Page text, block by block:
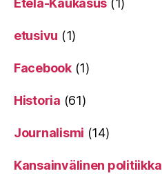
etusivu (1)
Facebook(1)
Historia (61)
Journalismi (14)
Kansainvälinen politiikka